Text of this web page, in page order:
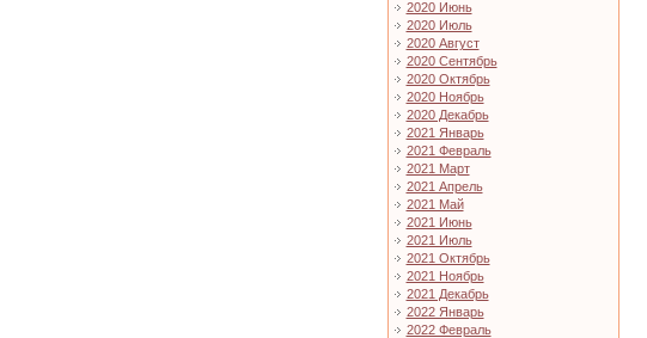
2020 Июнь
2020 Июль
2020 Август
2020 Сентябрь
2020 Октябрь
2020 Ноябрь
2020 Декабрь
2021 Январь
2021 Февраль
2021 Март
2021 Апрель
2021 Май
2021 Июнь
2021 Июль
2021 Октябрь
2021 Ноябрь
2021 Декабрь
2022 Январь
2022 Февраль